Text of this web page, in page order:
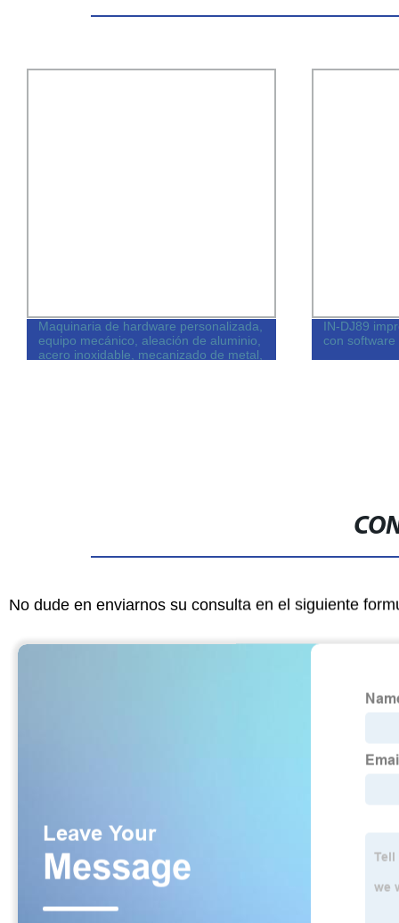
Maquinaria de hardware personalizada,
equipo mecánico, aleación de aluminio,
acero inoxidable, mecanizado de metal,
IN-DJ89
con
No dude en enviarnos su consulta en el siguiente